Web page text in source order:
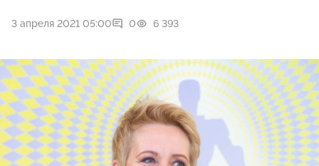
3 апреля 2021 05:00 0 6 393